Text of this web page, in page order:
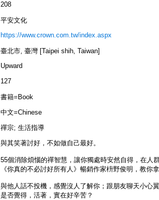
208
平安文化
https://www.crown.com.tw/index.aspx
臺北市, 臺灣 [Taipei shih, Taiwan]
Upward
127
書籍=Book
中文=Chinese
禪宗; 生活指導
與其笑著討好，不如做自己最好。
55個消除煩惱的禪智慧，讓你獨處時安然自得，在人
《你真的不必討好所有人》暢銷作家枡野俊明，教你
與他人話不投機，感覺沒人了解你；跟朋友聊天小心
是否覺得，活著，實在好辛苦？